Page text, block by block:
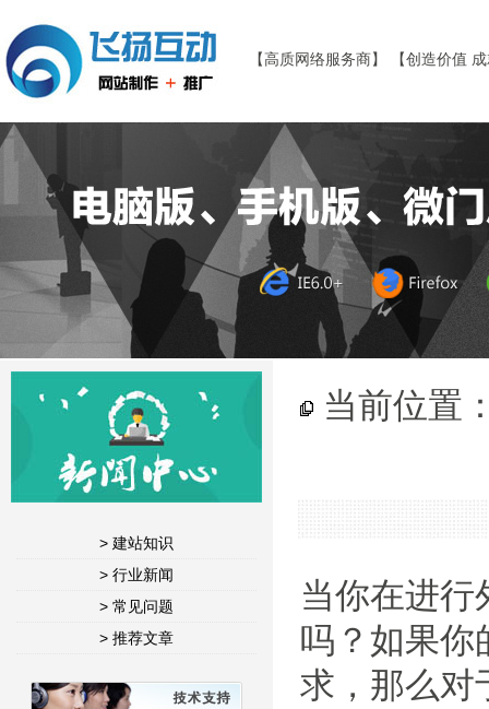
【高质网络服务商】 【创造价值
> 建站知识
> 行业新闻
> 常见问题
> 推荐文章
当前位置
当你在进行
吗？如果你
求，那么对